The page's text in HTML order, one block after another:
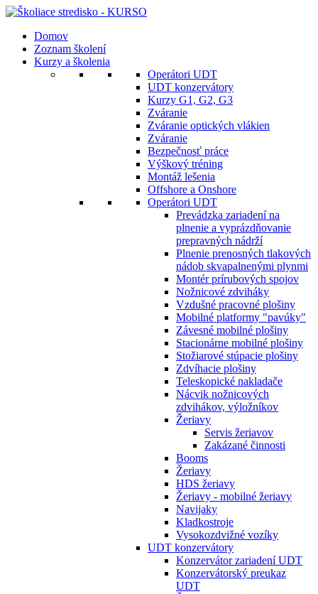
Domov
Zoznam školení
Kurzy a školenia
Operátori UDT
UDT konzervátory
Kurzy G1, G2, G3
Zváranie
Zváranie optických vlákien
Zváranie
Bezpečnosť práce
Výškový tréning
Montáž lešenia
Offshore a Onshore
Operátori UDT
Prevádzka zariadení na
plnenie a vyprázdňovanie
prepravných nádrží
Plnenie prenosných tlakových
nádob skvapalnenými plynmi
Montér prírubových spojov
Nožnicové zdviháky
Vzdušné pracovné plošiny
Mobilné platformy "pavúky"
Závesné mobilné plošiny
Stacionárne mobilné plošiny
Stožiarové stúpacie plošiny
Zdvíhacie plošiny
Teleskopické nakladače
Nácvik nožnicových
zdvihákov, výložníkov
Žeriavy
Servis žeriavov
Zakázané činnosti
Booms
Žeriavy
HDS žeriavy
Žeriavy - mobilné žeriavy
Navijaky
Kladkostroje
Vysokozdvižné vozíky
UDT konzervátory
Konzervátor zariadení UDT
Konzervátorský preukaz
UDT